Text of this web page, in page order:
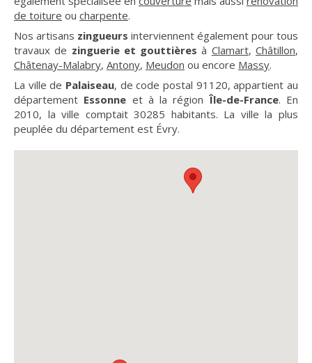
de toiture ou charpente.
Nos artisans zingueurs interviennent également pour tous
travaux de zinguerie et gouttières à Clamart,Châtillon,
Châtenay-Malabry, Antony, Meudon ou encore Massy.
La ville de Palaiseau, de code postal 91120, appartient au
département Essonne et à la régionÎle-de-France. En
2010, la ville comptait 30285 habitants. La ville la plus
peuplée du département est Évry.